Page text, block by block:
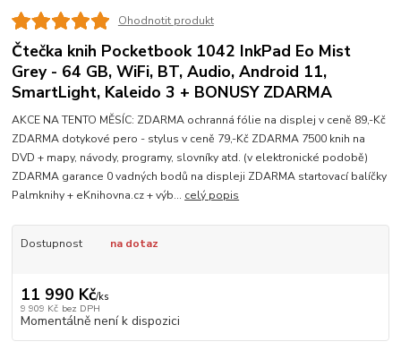
Ohodnotit produkt
Čtečka knih Pocketbook 1042 InkPad Eo Mist
Grey - 64 GB, WiFi, BT, Audio, Android 11,
SmartLight, Kaleido 3 + BONUSY ZDARMA
AKCE NA TENTO MĚSÍC: ZDARMA ochranná fólie na displej v ceně 89,-Kč
ZDARMA dotykové pero - stylus v ceně 79,-Kč ZDARMA 7500 knih na
DVD + mapy, návody, programy, slovníky atd. (v elektronické podobě)
ZDARMA garance 0 vadných bodů na displeji ZDARMA startovací balíčky
Palmknihy + eKnihovna.cz + výb... celý popis
Dostupnost na dotaz
11 990 Kč/ks
9 909 Kč bez DPH
Momentálně není k dispozici